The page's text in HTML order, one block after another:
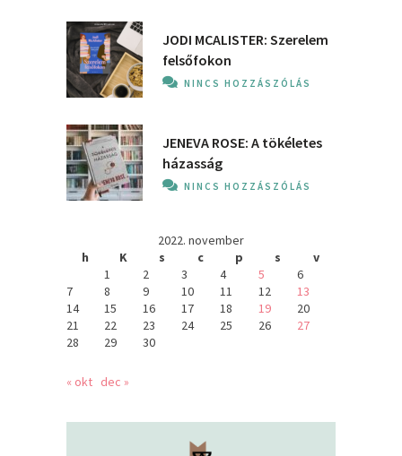
JODI MCALISTER: Szerelem
felsőfokon
NINCS HOZZÁSZÓLÁS
JENEVA ROSE: A ​tökéletes
házasság
NINCS HOZZÁSZÓLÁS
2022. november
h
K s c p s
v
1
2 3 4 5
6
7
8 9 10 11 12
13
14
15 16 17 18 19
20
21
22 23 24 25 26
27
28
29 30
« okt dec »